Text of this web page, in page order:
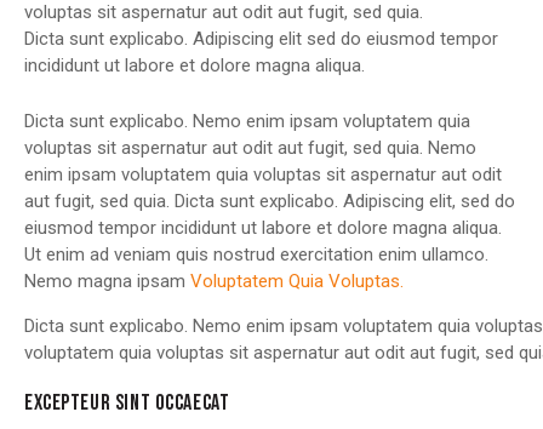
voluptas sit aspernatur aut odit aut fugit, sed quia.
Dicta sunt explicabo. Adipiscing elit sed do eiusmod tempor
incididunt ut labore et dolore magna aliqua.
Dicta sunt explicabo. Nemo enim ipsam voluptatem quia
voluptas sit aspernatur aut odit aut fugit, sed quia. Nemo
enim ipsam voluptatem quia voluptas sit aspernatur aut odit
aut fugit, sed quia. Dicta sunt explicabo. Adipiscing elit, sed do
eiusmod tempor incididunt ut labore et dolore magna aliqua.
Ut enim ad veniam quis nostrud exercitation enim ullamco.
Nemo magna ipsam Voluptatem Quia Voluptas.
Dicta sunt explicabo. Nemo enim ipsam voluptatem quia
voluptatem quia voluptas sit aspernatur aut odit aut fugit, sed
EXCEPTEUR SINT OCCAECAT